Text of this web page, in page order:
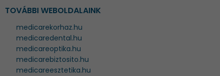
TOVÁBBI WEBOLDALAINK
medicarekorhaz.hu
medicaredental.hu
medicareoptika.hu
medicarebiztosito.hu
medicareesztetika.hu